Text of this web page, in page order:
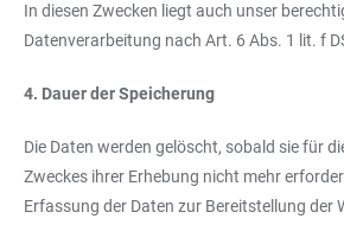
In diesen Zwecken liegt auch unser
Datenverarbeitung nach Art. 6 Abs. 1 lit. f
4. Dauer der Speicherung
Die Daten werden gelöscht, sobald sie für
Zweckes ihrer Erhebung nicht mehr
Erfassung der Daten zur Bereitstellung der